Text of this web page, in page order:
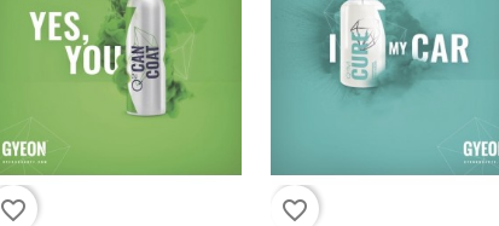
favorite_border favorite_border